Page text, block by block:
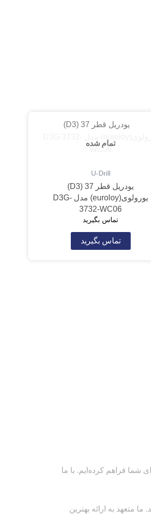
تمام شده
U-Drill
یودریل قطر 37 (D3)
یورولوی(euroloy) مدل D3G-
3732-WC06
تماس بگیرید
تماس بگیرید
شما فراهم کرده‌ایم. با ما
متعهد به ارائه بهترین